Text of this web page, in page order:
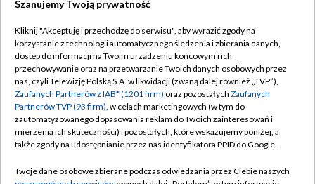
TVP
Abonament TVP
Emisja w TVP
Centrum informacji TVP
Naziemna Telewizja Cyfrowa
Regulamin TVP
Polityka prywatności
Moje zgody
Pomoc
Szanujemy Twoją prywatność
Kliknij "Akceptuję i przechodzę do serwisu", aby wyrazić zgody na
korzystanie z technologii automatycznego śledzenia i zbierania danych,
dostęp do informacji na Twoim urządzeniu końcowym i ich
przechowywanie oraz na przetwarzanie Twoich danych osobowych przez
nas, czyli Telewizję Polską S.A. w likwidacji (zwaną dalej również „TVP”),
Zaufanych Partnerów z IAB* (1201 firm) oraz pozostałych Zaufanych
Partnerów TVP (93 firm), w celach marketingowych (w tym do
zautomatyzowanego dopasowania reklam do Twoich zainteresowań i
mierzenia ich skuteczności) i pozostałych, które wskazujemy poniżej, a
także zgody na udostępnianie przez nas identyfikatora PPID do Google.
Twoje dane osobowe zbierane podczas odwiedzania przez Ciebie naszych